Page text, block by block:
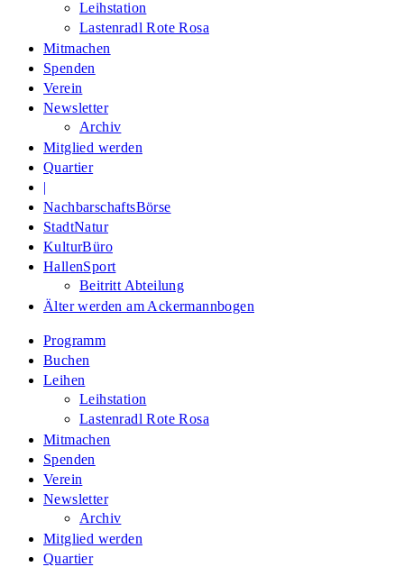
Leihstation
Lastenradl Rote Rosa
Mitmachen
Spenden
Verein
Newsletter
Archiv
Mitglied werden
Quartier
|
NachbarschaftsBörse
StadtNatur
KulturBüro
HallenSport
Beitritt Abteilung
Älter werden am Ackermannbogen
Programm
Buchen
Leihen
Leihstation
Lastenradl Rote Rosa
Mitmachen
Spenden
Verein
Newsletter
Archiv
Mitglied werden
Quartier